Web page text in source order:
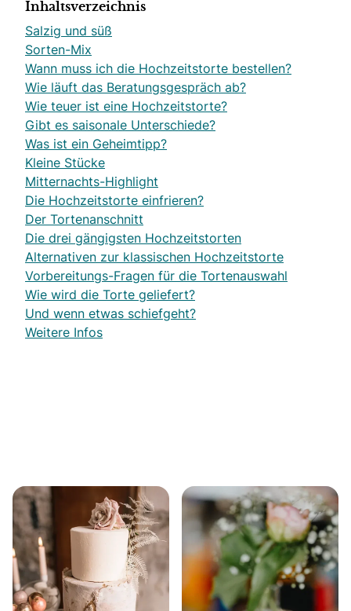
Inhaltsverzeichnis
Salzig und süß
Sorten-Mix
Wann muss ich die Hochzeitstorte bestellen?
Wie läuft das Beratungsgespräch ab?
Wie teuer ist eine Hochzeitstorte?
Gibt es saisonale Unterschiede?
Was ist ein Geheimtipp?
Kleine Stücke
Mitternachts-Highlight
Die Hochzeitstorte einfrieren?
Der Tortenanschnitt
Die drei gängigsten Hochzeitstorten
Alternativen zur klassischen Hochzeitstorte
Vorbereitungs-Fragen für die Tortenauswahl
Wie wird die Torte geliefert?
Und wenn etwas schiefgeht?
Weitere Infos